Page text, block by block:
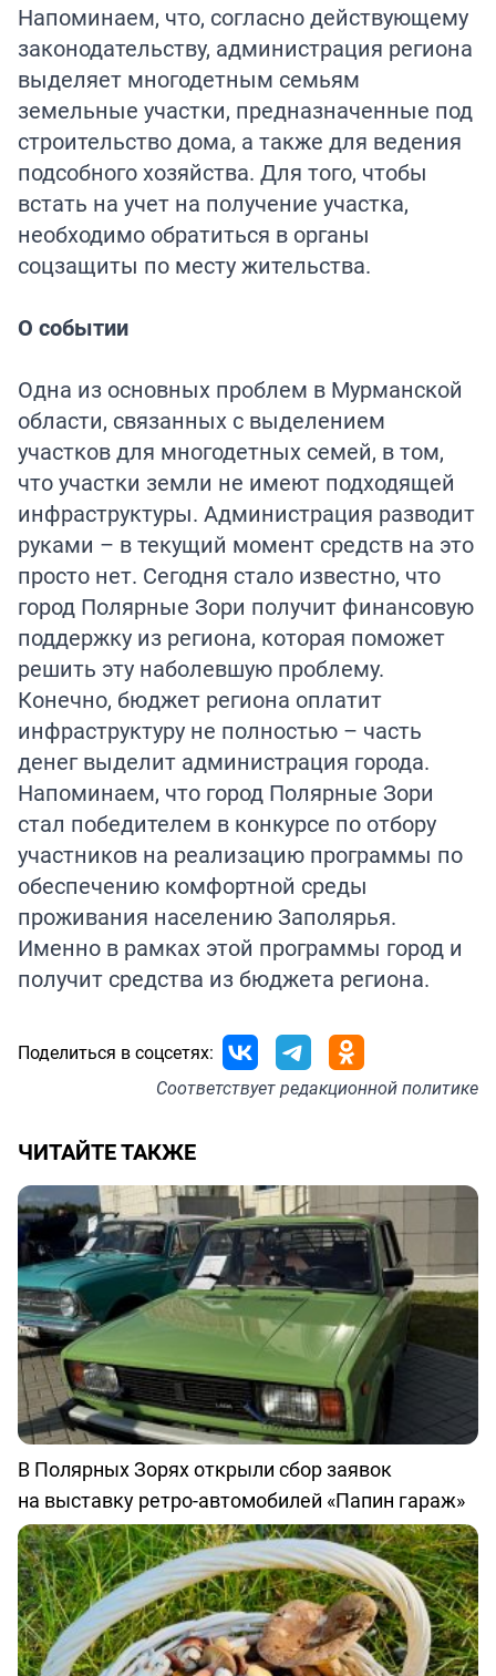
Напоминаем, что, согласно действующему
законодательству, администрация региона
выделяет многодетным семьям
земельные участки, предназначенные под
строительство дома, а также для ведения
подсобного хозяйства. Для того, чтобы
встать на учет на получение участка,
необходимо обратиться в органы
соцзащиты по месту жительства.
О событии
Одна из основных проблем в Мурманской
области, связанных с выделением
участков для многодетных семей, в том,
что участки земли не имеют подходящей
инфраструктуры. Администрация разводит
руками – в текущий момент средств на это
просто нет. Сегодня стало известно, что
город Полярные Зори получит финансовую
поддержку из региона, которая поможет
решить эту наболевшую проблему.
Конечно, бюджет региона оплатит
инфраструктуру не полностью – часть
денег выделит администрация города.
Напоминаем, что город Полярные Зори
стал победителем в конкурсе по отбору
участников на реализацию программы по
обеспечению комфортной среды
проживания населению Заполярья.
Именно в рамках этой программы город и
получит средства из бюджета региона.
Поделиться в соцсетях:
Соответствуетредакционной политике
ЧИТАЙТЕ ТАКЖЕ
В Полярных Зорях открыли сбор заявок
на выставку ретро-автомобилей «Папин гараж»